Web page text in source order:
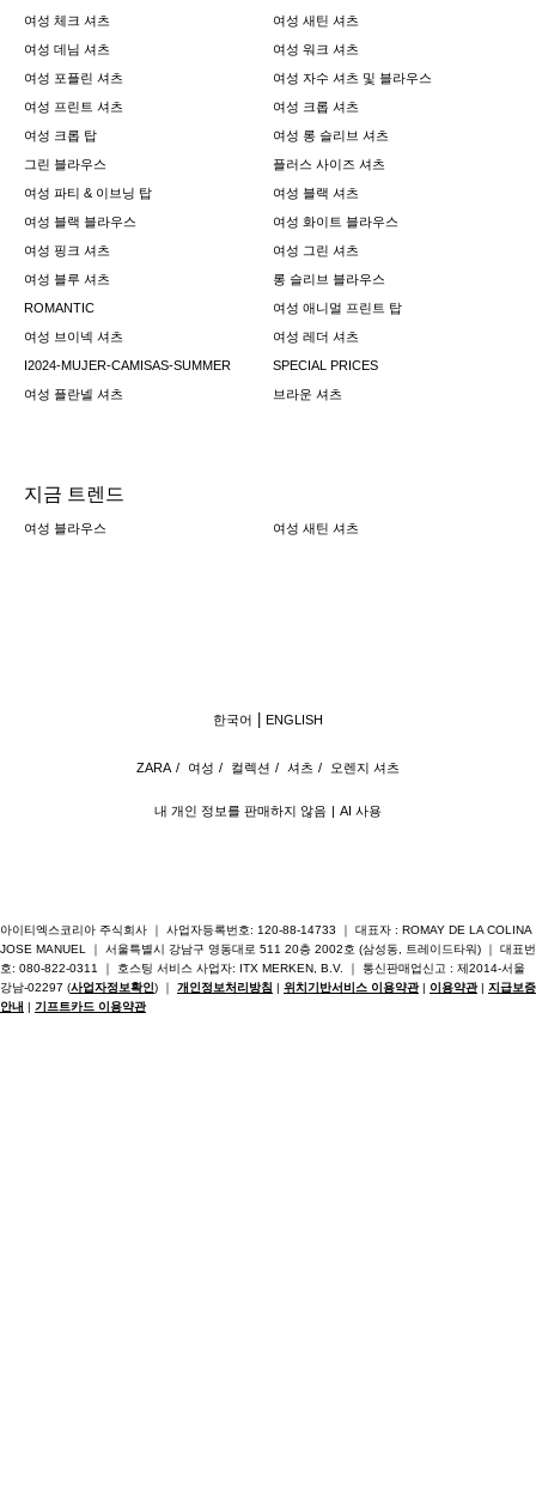
여성 체크 셔츠
여성 새틴 셔츠
여성 데님 셔츠
여성 워크 셔츠
여성 포플린 셔츠
여성 자수 셔츠 및 블라우스
여성 프린트 셔츠
여성 크롭 셔츠
여성 크롭 탑
여성 롱 슬리브 셔츠
그린 블라우스
플러스 사이즈 셔츠
여성 파티 & 이브닝 탑
여성 블랙 셔츠
여성 블랙 블라우스
여성 화이트 블라우스
여성 핑크 셔츠
여성 그린 셔츠
여성 블루 셔츠
롱 슬리브 블라우스
ROMANTIC
여성 애니멀 프린트 탑
여성 브이넥 셔츠
여성 레더 셔츠
I2024-MUJER-CAMISAS-SUMMER
SPECIAL PRICES
여성 플란넬 셔츠
브라운 셔츠
지금 트렌드
여성 블라우스 여성 새틴 셔츠
내 개인 정보를 판매하지 않음 AI 사용
ZARA / 여성 / 컬렉션 / 셔츠 / 오렌지 셔츠
한국어 ENGLISH
아이티엑스코리아 주식회사 ｜ 사업자등록번호: 120-88-14733 ｜ 대표자 : ROMAY DE LA COLINA
JOSE MANUEL ｜ 서울특별시 강남구 영동대로 511 20층 2002호 (삼성동, 트레이드타워) ｜ 대표번
호: 080-822-0311 ｜ 호스팅 서비스 사업자: ITX MERKEN, B.V. ｜ 통신판매업신고 : 제2014-서울
강남-02297 (사업자정보확인) ｜ 개인정보처리방침 | 위치기반서비스 이용약관 | 이용약관 | 지급보증
안내 | 기프트카드 이용약관